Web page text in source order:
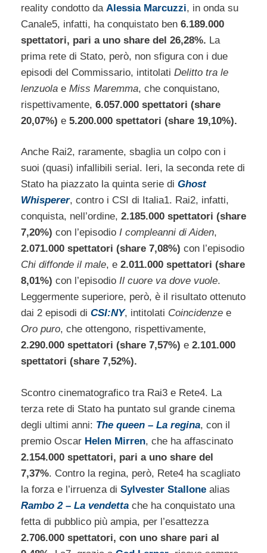
reality condotto da Alessia Marcuzzi, in onda su
Canale5, infatti, ha conquistato ben 6.189.000
spettatori, pari a uno share del 26,28%. La
prima rete di Stato, però, non sfigura con i due
episodi del Commissario, intitolati Delitto tra le
lenzuola e Miss Maremma, che conquistano,
rispettivamente, 6.057.000 spettatori (share
20,07%) e 5.200.000 spettatori (share 19,10%).
Anche Rai2, raramente, sbaglia un colpo con i
suoi (quasi) infallibili serial. Ieri, la seconda rete di
Stato ha piazzato la quinta serie di Ghost
Whisperer, contro i CSI di Italia1. Rai2, infatti,
conquista, nell’ordine, 2.185.000 spettatori (share
7,20%) con l’episodio I compleanni di Aiden,
2.071.000 spettatori (share 7,08%) con l’episodio
Chi diffonde il male, e 2.011.000 spettatori (share
8,01%) con l’episodio Il cuore va dove vuole.
Leggermente superiore, però, è il risultato ottenuto
dai 2 episodi di CSI:NY, intitolati Coincidenze e
Oro puro, che ottengono, rispettivamente,
2.290.000 spettatori (share 7,57%) e 2.101.000
spettatori (share 7,52%).
Scontro cinematografico tra Rai3 e Rete4. La
terza rete di Stato ha puntato sul grande cinema
degli ultimi anni: The queen – La regina, con il
premio Oscar Helen Mirren, che ha affascinato
2.154.000 spettatori, pari a uno share del
7,37%. Contro la regina, però, Rete4 ha scagliato
la forza e l’irruenza di Sylvester Stallone alias
Rambo 2 – La vendetta che ha conquistato una
fetta di pubblico più ampia, per l’esattezza
2.706.000 spettatori, con uno share pari al